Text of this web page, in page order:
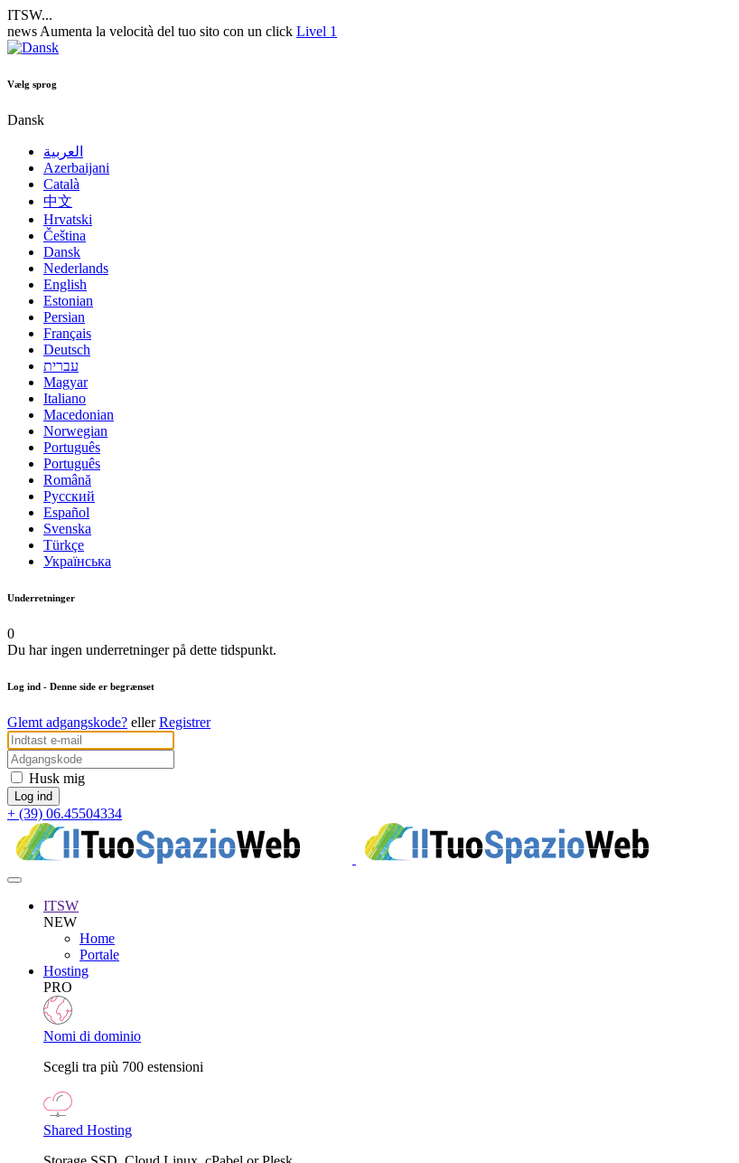
ITSW...
news Aumenta la velocità del tuo sito con un click Livel 1
Vælg sprog
Dansk
العربية
Azerbaijani
Català
中文
Hrvatski
Čeština
Dansk
Nederlands
English
Estonian
Persian
Français
Deutsch
עברית
Magyar
Italiano
Macedonian
Norwegian
Português
Português
Română
Русский
Español
Svenska
Türkçe
Українська
Underretninger
0
Du har ingen underretninger på dette tidspunkt.
Log ind - Denne side er begrænset
Glemt adgangskode? ellerRegistrer
Husk mig
+ (39) 06.45504334
ITSW
NEW
Home
Portale
Hosting
PRO
Nomi di dominio
Scegli tra più 700 estensioni
Shared Hosting